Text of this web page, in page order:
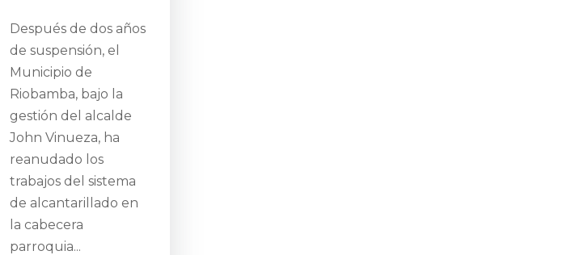
Después de dos años
de suspensión, el
Municipio de
Riobamba, bajo la
gestión del alcalde
John Vinueza, ha
reanudado los
trabajos del sistema
de alcantarillado en
la cabecera
parroquia...